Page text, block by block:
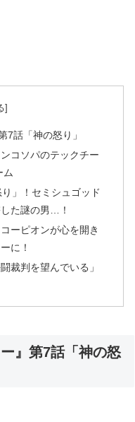
7話「神の怒り」
コソパのテックチー
ム
」！セミシュゴッド
た謎の男…！
ーピオンが心を開き
に！
裁判を望んでいる」
』第7話「神の怒